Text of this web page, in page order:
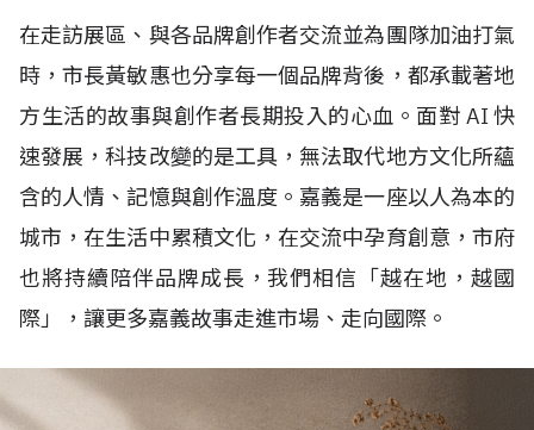
在走訪展區、與各品牌創作者交流並為團隊加油打氣
時，市長黃敏惠也分享每一個品牌背後，都承載著地
方生活的故事與創作者長期投入的心血。面對 AI快
速發展，科技改變的是工具，無法取代地方文化所蘊
含的人情、記憶與創作溫度。嘉義是一座以人為本的
城市，在生活中累積文化，在交流中孕育創意，市府
也將持續陪伴品牌成長，我們相信「越在地，越國
際」，讓更多嘉義故事走進市場、走向國際。